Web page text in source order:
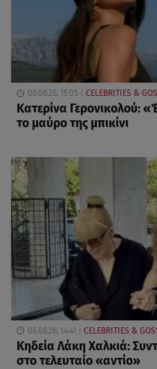
06.08.26, 15:05 CELEBRITIES &
Κατερίνα Γερονικολού:
το μαύρο της μπικίνι
06.08.26, 14:41 CELEBRITIES &
Κηδεία Λάκη Χαλκιά:
στο τελευταίο «αντίο»